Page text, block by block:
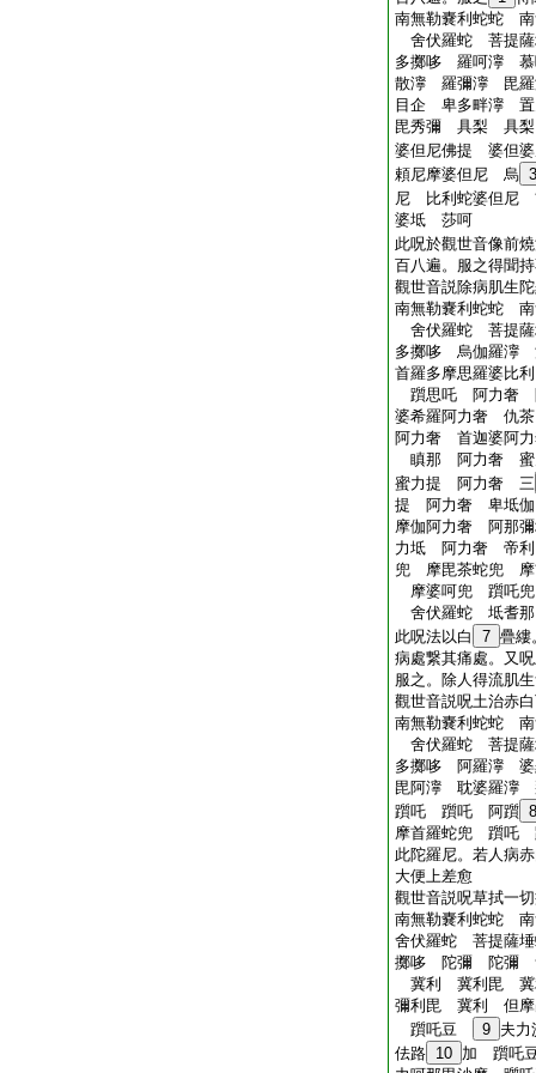
南無勒嚢利蛇蛇
舍伏羅蛇 菩提
多擲哆 羅呵濘
散濘 羅彌濘 毘羅
目企 卑多畔濘
毘秀彌 具梨 具
婆但尼佛提 婆但
頼尼摩婆但尼 烏 3
尼 比利蛇婆但尼
婆坻 莎呵
此呪於觀世音像前
百八遍。服之得聞
觀世音説除病肌生
南無勒嚢利蛇蛇
舍伏羅蛇 菩提
多擲哆 烏伽羅
首羅多摩思羅婆比
躓思吒 阿力奢
婆希羅阿力奢
阿力奢 首迦婆阿
瞋那 阿力奢 蜜
蜜力提 阿力奢 三
提 阿力奢 卑坻
摩伽阿力奢 阿那
力坻 阿力奢 帝利
兜 摩毘茶蛇兜 摩
摩婆呵兜 躓吒
舍伏羅蛇 坻耆
此呪法以白
7 疊縷
病處繋其痛處。又
服之。除人得流肌
觀世音説呪土治赤
南無勒嚢利蛇蛇
舍伏羅蛇 菩提
多擲哆 阿羅濘
毘阿濘 耽婆羅
躓吒 躓吒 阿躓 8
摩首羅蛇兜 躓吒
此陀羅尼。若人病
大便上差愈
觀世音説呪草拭一
南無勒嚢利蛇蛇
舍伏羅蛇 菩提薩
擲哆 陀彌 陀彌
冀利 冀利毘
彌利毘 冀利 但摩
躓吒豆
9 夫
佉路 10 加 躓吒